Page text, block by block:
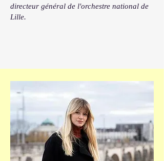
directeur général de l'orchestre national de
Lille.